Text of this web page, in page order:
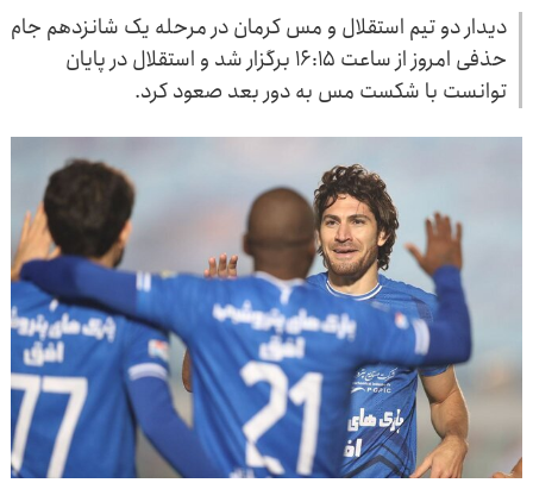
دیدار دو تیم استقلال و مس کرمان در مرحله یک شانزدهم جام
حذفی امروز از ساعت ۱۶:۱۵ برگزار شد و استقلال در پایان
توانست با شکست مس به دور بعد صعود کرد.